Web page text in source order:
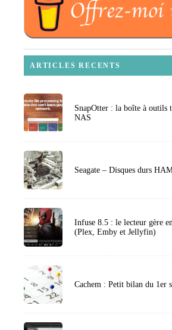
ARTICLES RECENTS
SnapOtter : la boîte à outils
NAS
Seagate – Disques durs
Infuse 8.5 : le lecteur gère
(Plex, Emby et Jellyfin)
Cachem : Petit bilan du 1er